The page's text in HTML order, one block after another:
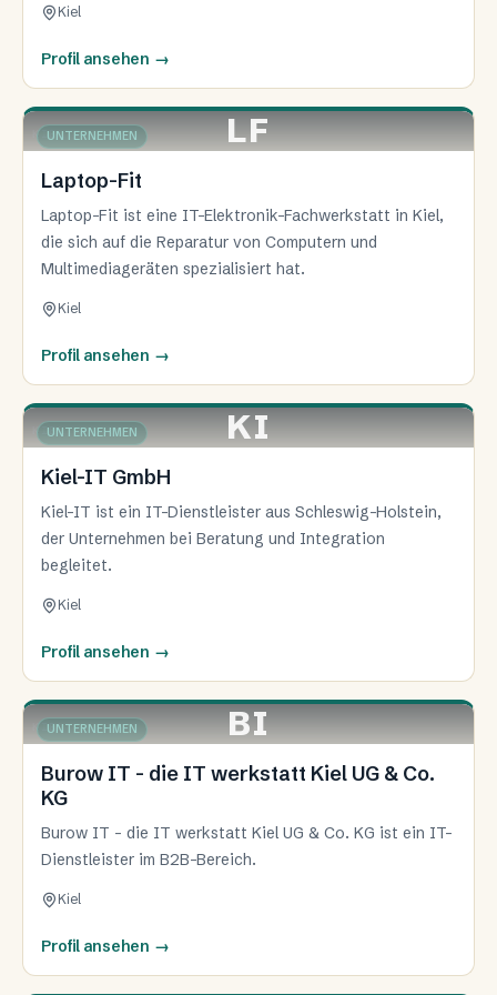
Kiel
Profil ansehen →
LF
KIEL
UNTERNEHMEN
Laptop-Fit
Laptop-Fit ist eine IT-Elektronik-Fachwerkstatt in Kiel,
die sich auf die Reparatur von Computern und
Multimediageräten spezialisiert hat.
Kiel
Profil ansehen →
KI
KIEL
UNTERNEHMEN
Kiel-IT GmbH
Kiel-IT ist ein IT-Dienstleister aus Schleswig-Holstein,
der Unternehmen bei Beratung und Integration
begleitet.
Kiel
Profil ansehen →
BI
KIEL
UNTERNEHMEN
Burow IT - die IT werkstatt Kiel UG & Co.
KG
Burow IT - die IT werkstatt Kiel UG & Co. KG ist ein IT-
Dienstleister im B2B-Bereich.
Kiel
Profil ansehen →